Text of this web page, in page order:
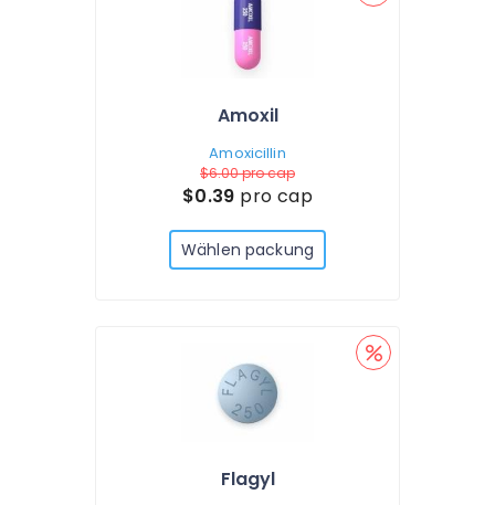
Amoxil
Amoxicillin
$6.00pro cap
$0.39 pro cap
Wählen packung
Flagyl